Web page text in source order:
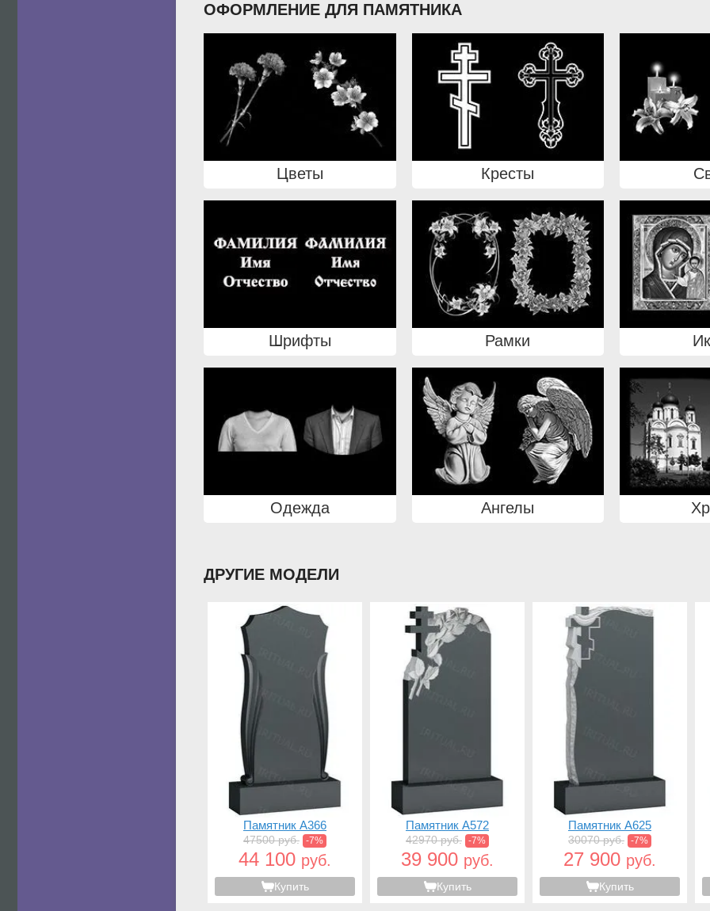
ОФОРМЛЕНИЕ ДЛЯ ПАМЯТНИКА
Цветы Кресты
Шрифты Рамки
Одежда Ангелы
ДРУГИЕ МОДЕЛИ
Памятник A366
47500 руб. -7%
44 100 руб.
Купить
Памятник A572
42970 руб. -7%
39 900 руб.
Купить
Памятник A625
30070 руб. -7%
27 900 руб.
Купить